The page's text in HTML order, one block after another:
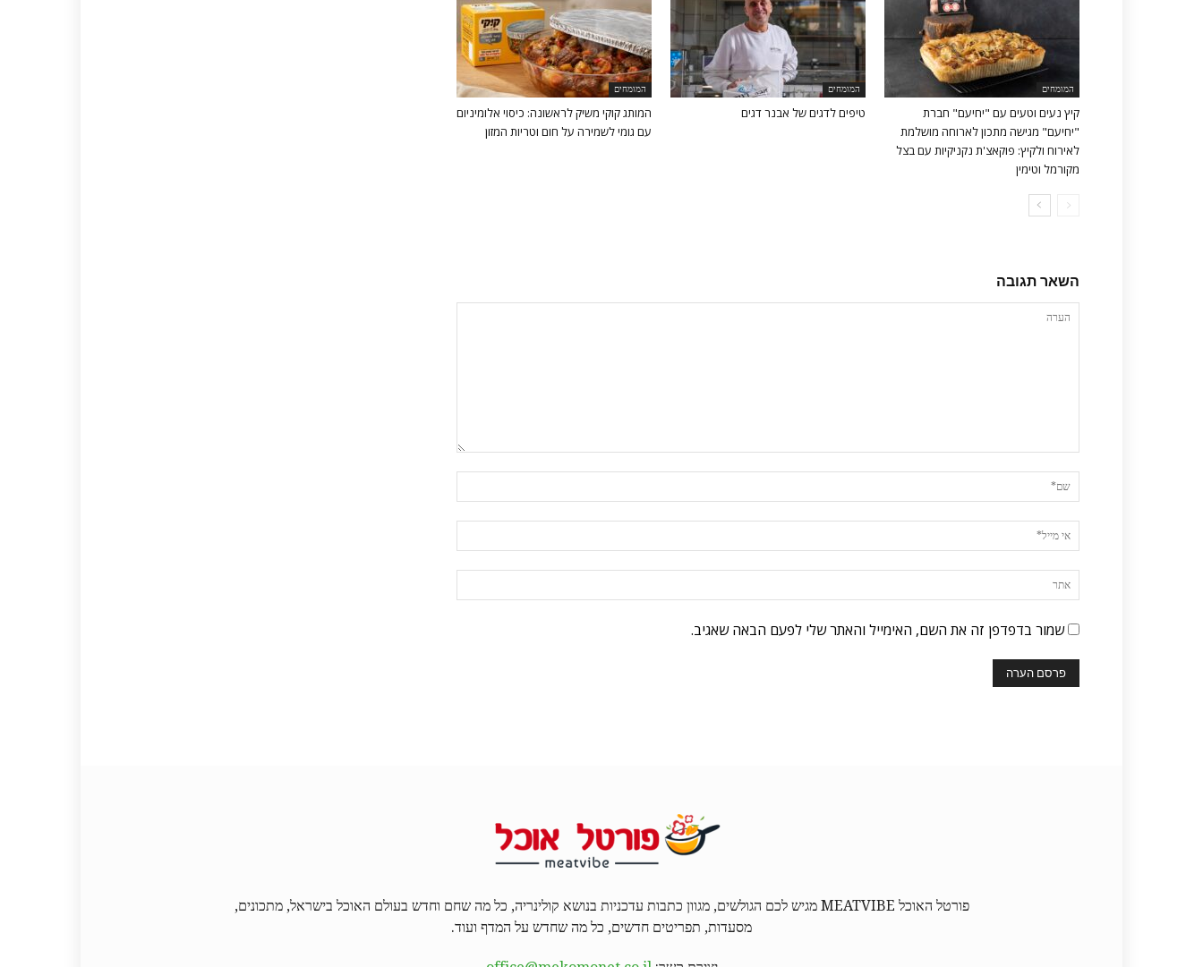
המומחים
קיץ נעים וטעים עם "יחיעם" חברת
"יחיעם" מגישה מתכון לארוחה מושלמת
לאירוח ולקיץ: פוקאצ'ת נקניקיות עם בצל
מקורמל וטימין
המומחים
טיפים לדגים של אבנר דגים
המומחים
המותג קוקי משיק לראשונה: כיסוי אלומיניום
עם גומי לשמירה על חום וטריות המזון
השאר תגובה
שמור בדפדפן זה את השם, האימייל והאתר שלי לפעם הבאה שאגיב.
פורטל האוכל MEATVIBE מגיש לכם הגולשים, מגוון כתבות עדכניות בנושא קולינריה, כל מה שחם וחדש בעולם האוכל בישראל, מתכונים,
מסעדות, תפריטים חדשים, כל מה שחדש על המדף ועוד.